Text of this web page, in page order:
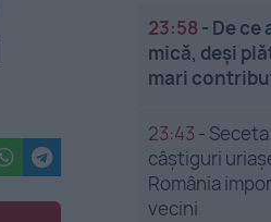
23:58 - De ce
mică, deși
mari
23:43 -
câștiguri
România
vecini